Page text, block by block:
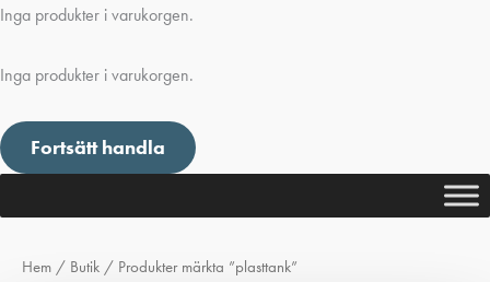
Inga produkter i varukorgen.
Inga produkter i varukorgen.
Fortsätt handla
Hem / Butik / Produkter märkta ”plasttank”